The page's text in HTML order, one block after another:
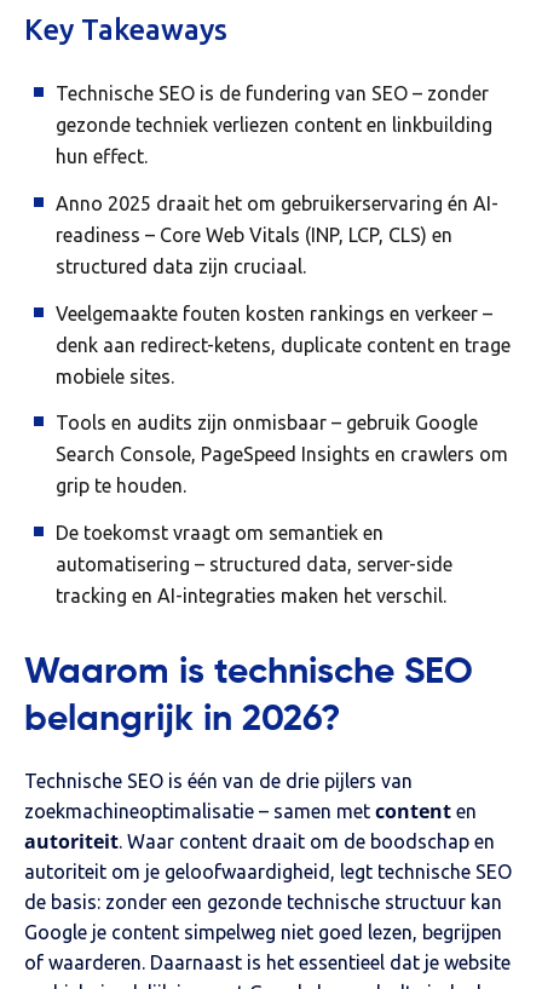
Key Takeaways
Technische SEO is de fundering van SEO – zonder
gezonde techniek verliezen content en linkbuilding
hun effect.
Anno 2025 draait het om gebruikerservaring én AI-
readiness – Core Web Vitals (INP, LCP, CLS) en
structured data zijn cruciaal.
Veelgemaakte fouten kosten rankings en verkeer –
denk aan redirect-ketens, duplicate content en trage
mobiele sites.
Tools en audits zijn onmisbaar – gebruik Google
Search Console, PageSpeed Insights en crawlers om
grip te houden.
De toekomst vraagt om semantiek en
automatisering – structured data, server-side
tracking en AI-integraties maken het verschil.
Waarom is technische SEO
belangrijk in 2026?
Technische SEO is één van de drie pijlers van
zoekmachineoptimalisatie – samen met content en
autoriteit. Waar content draait om de boodschap en
autoriteit om je geloofwaardigheid, legt technische SEO
de basis: zonder een gezonde technische structuur kan
Google je content simpelweg niet goed lezen, begrijpen
of waarderen. Daarnaast is het essentieel dat je website